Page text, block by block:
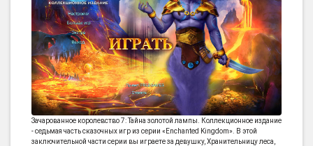
СТРАТЕГИИ
СТРЕЛЯЛКИ
КВЕСТ
КАК СКАЧАТЬ
НОВОСТИ
Зачарованное королевство 7: Тайна золотой лампы. Коллекционное издание
- седьмая часть сказочных игр из серии «Enchanted Kingdom». В этой
заключительной части серии вы играете за девушку, Хранительницу леса,